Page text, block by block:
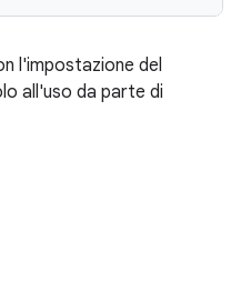
l'impostazione del
all'uso da parte di